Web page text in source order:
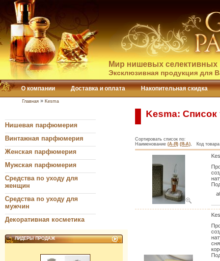
Мир нишевых селективных
Эксклюзивная продукция для
О компании Доставка и оплата Накопительная скидка
Главная » Kesma
Нишевая парфюмерия
Винтажная парфюмерия
Женская парфюмерия
Мужская парфюмерия
Средства по уходу для
женщин
Средства по уходу для
мужчин
Декоративная косметика
ЛИДЕРЫ ПРОДАЖ
Kesma: Список
Сортировать список по:
Наименование (А-Я) (Я-А), Код